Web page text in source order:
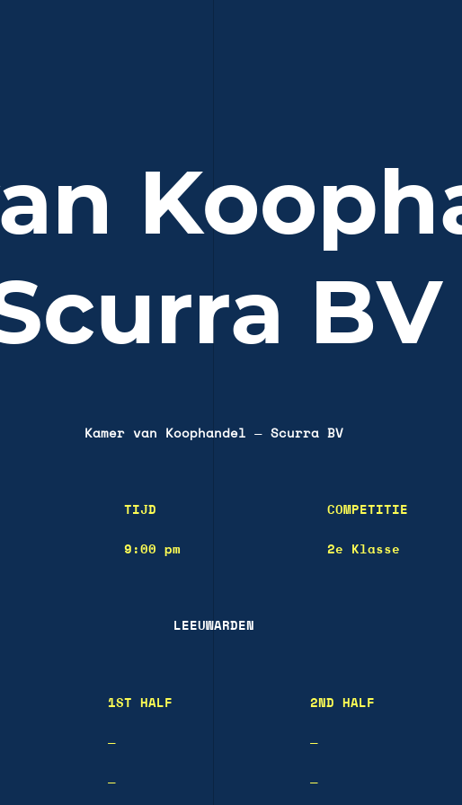
BV
Kamer van Koophandel — Scurra BV
TIJD COMPETITIE
9:00 pm 2e Klasse
LEEUWARDEN
1ST HALF 2ND HALF
— —
— —